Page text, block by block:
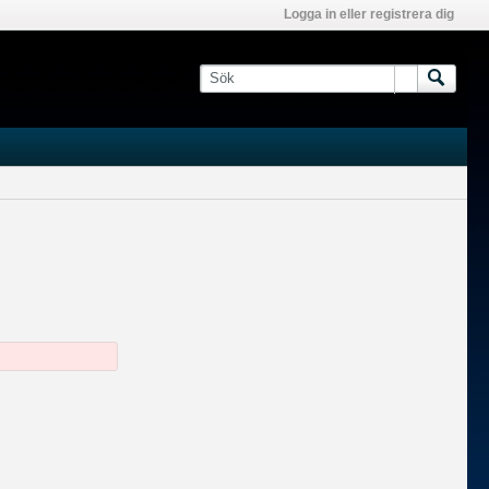
Logga in eller registrera dig